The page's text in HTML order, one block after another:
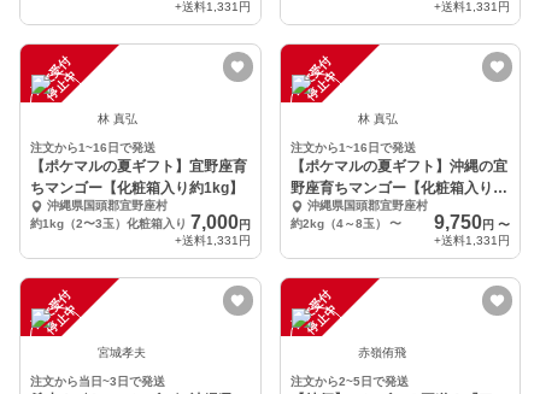
+送料1,331円
+送料1,331円
注
文
受
付
停
止
中
林 真弘
注文から1~16日で発送
【ポケマルの夏ギフト】宜野座育
ちマンゴー【化粧箱入り約1kg】
沖縄県国頭郡宜野座村
約1kg（2〜3玉）化粧箱入り 7,000円
+送料1,331円
注
文
受
付
停
止
中
林 真弘
注文から1~16日で発送
【ポケマルの夏ギフト】沖縄の宜
野座育ちマンゴー【化粧箱入り、
約2kg】
沖縄県国頭郡宜野座村
約2kg（4～8玉）
〜 9,750円 〜
+送料1,331円
注
文
受
付
停
止
中
宮城孝夫
注文から当日~3日で発送
注
文
受
付
停
止
中
赤嶺侑飛
注文から2~5日で発送